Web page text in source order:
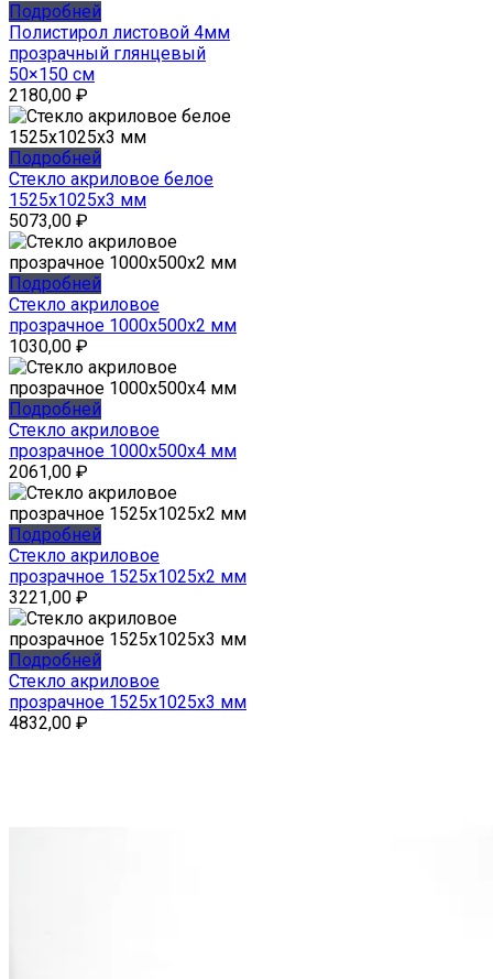
Подробней
Полистирол листовой 4мм
прозрачный глянцевый
50×150 см
2180,00 ₽
Подробней
Стекло акриловое белое
1525x1025x3 мм
5073,00 ₽
Подробней
Стекло акриловое
прозрачное 1000x500x2 мм
1030,00 ₽
Подробней
Стекло акриловое
прозрачное 1000x500x4 мм
2061,00 ₽
Подробней
Стекло акриловое
прозрачное 1525x1025x2 мм
3221,00 ₽
Подробней
Стекло акриловое
прозрачное 1525x1025x3 мм
4832,00 ₽